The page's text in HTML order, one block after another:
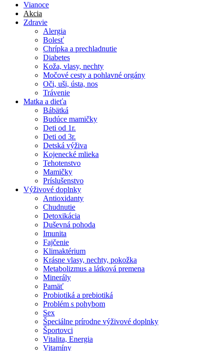
Vianoce
Akcia
Zdravie
Alergia
Bolesť
Chrípka a prechladnutie
Diabetes
Koža, vlasy, nechty
Močové cesty a pohlavné orgány
Oči, uši, ústa, nos
Trávenie
Matka a dieťa
Bábätká
Budúce mamičky
Deti od 1r.
Deti od 3r.
Detská výživa
Kojenecké mlieka
Tehotenstvo
Mamičky
Príslušenstvo
Výživové doplnky
Antioxidanty
Chudnutie
Detoxikácia
Duševná pohoda
Imunita
Fajčenie
Klimaktérium
Krásne vlasy, nechty, pokožka
Metabolizmus a látková premena
Minerály
Pamäť
Probiotiká a prebiotiká
Problém s pohybom
Sex
Špeciálne prírodne výživové doplnky
Športovci
Vitalita, Energia
Vitamíny